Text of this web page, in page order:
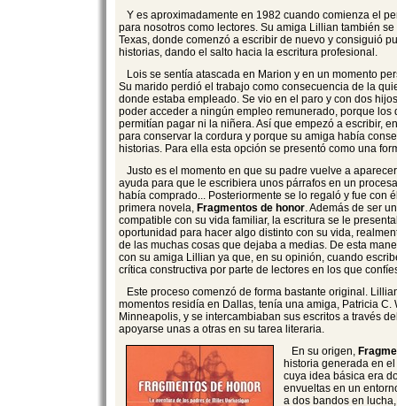
Y es aproximadamente en 1982 cuando comienza el
para nosotros como lectores. Su amiga Lillian también
Texas, donde comenzó a escribir de nuevo y consiguió
historias, dando el salto hacia la escritura profesional.
Lois se sentía atascada en Marion y en un momento
Su marido perdió el trabajo como consecuencia de la
donde estaba empleado. Se vio en el paro y con dos
poder acceder a ningún empleo remunerado, porque los
permitían pagar ni la niñera. Así que empezó a escribir,
para conservar la cordura y porque su amiga había
historias. Para ella esta opción se presentó como una
Justo es el momento en que su padre vuelve a
ayuda para que le escribiera unos párrafos en un
había comprado... Posteriormente se lo regaló y fue con
primera novela, Fragmentos de honor. Además de ser
compatible con su vida familiar, la escritura se le
oportunidad para hacer algo distinto con su vida,
de las muchas cosas que dejaba a medias. De esta
con su amiga Lillian ya que, en su opinión, cuando
crítica constructiva por parte de lectores en los que
Este proceso comenzó de forma bastante original.
momentos residía en Dallas, tenía una amiga, Patricia C.
Minneapolis, y se intercambiaban sus escritos a través
apoyarse unas a otras en su tarea literaria.
En su origen,
historia generada en
cuya idea básica era
envueltas en un
a dos bandos en